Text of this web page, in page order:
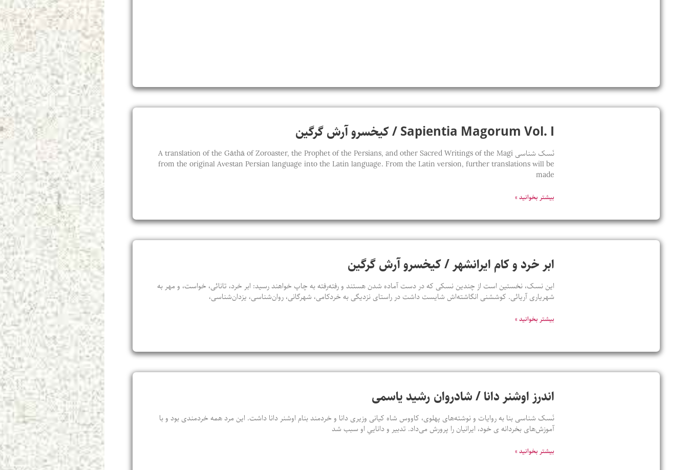
Sapientia Magorum Vol. I / کیخسرو آرش گرگین
نَسک شناسی A translation of the Gāthā of Zoroaster, the Prophet of the Persians, and other Sacred Writings of the Magi
from the original Avestan Persian language into the Latin language. From the Latin version, further translations will be
made
بیشتر بخوانید »
ابر خرد و کام ایرانشهر / کیخسرو آرش گرگین
این نسک، نخستین است از چندین نسکی که در دست آماده شدن هستند و رفته‌رفته به چاپ خواهند رسید: ابر خرد، تانائی، خواست، و مهر به
شهریاری آریائی. کوششنی انگاشته‌اش شایست داشت در راستای نزدیگی به خردکامی، شهرگانی، روان‌شناسی، یزدان‌شناسی،
بیشتر بخوانید »
اندرز اوشنر دانا / شادروان رشید یاسمی
نَسک شناسی بنا به روایات و نوشته‌های پهلوی، کاووس شاه کیانی وزیری دانا و خردمند بنام اوشنر دانا داشت. این مرد همه خردمندی بود و با
آموزش‌های بخردانه ی خود، ایرانیان را پرورش می‌داد. تدبیر و داناییِ او سبب شد
بیشتر بخوانید »